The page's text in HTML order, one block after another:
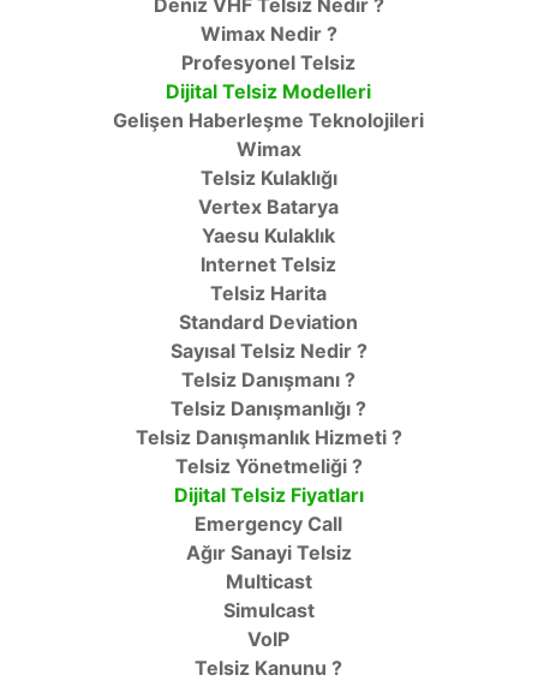
Wimax Nedir ?
Profesyonel Telsiz
Dijital Telsiz Modelleri
Gelişen Haberleşme Teknolojileri
Wimax
Telsiz Kulaklığı
Vertex Batarya
Yaesu Kulaklık
Internet Telsiz
Telsiz Harita
Standard Deviation
Sayısal Telsiz Nedir ?
Telsiz Danışmanı ?
Telsiz Danışmanlığı ?
Telsiz Danışmanlık Hizmeti ?
Telsiz Yönetmeliği ?
Dijital Telsiz Fiyatları
Emergency Call
Ağır Sanayi Telsiz
Multicast
Simulcast
VoIP
Telsiz Kanunu ?